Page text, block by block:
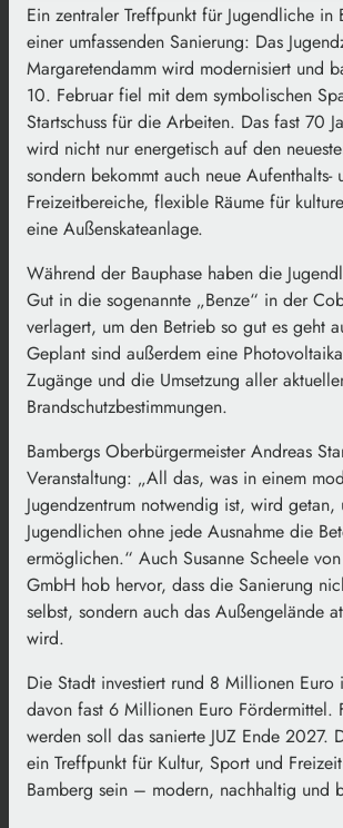
Ein zentraler Treffpunkt für Jugendliche in
einer umfassenden Sanierung: Das
Margaretendamm wird modernisiert und
10. Februar fiel mit dem symbolischen
Startschuss für die Arbeiten. Das fast 70
wird nicht nur energetisch auf den
sondern bekommt auch neue Aufenthalts-
Freizeitbereiche, flexible Räume für
eine Außenskateanlage.
Während der Bauphase haben die
Gut in die sogenannte „Benze“ in der
verlagert, um den Betrieb so gut es geht
Geplant sind außerdem eine
Zugänge und die Umsetzung aller
Brandschutzbestimmungen.
Bambergs Oberbürgermeister Andreas
Veranstaltung: „All das, was in einem
Jugendzentrum notwendig ist, wird getan,
Jugendlichen ohne jede Ausnahme die
ermöglichen.“ Auch Susanne Scheele
GmbH hob hervor, dass die Sanierung
selbst, sondern auch das Außengelände
wird.
Die Stadt investiert rund 8 Millionen Euro
davon fast 6 Millionen Euro Fördermittel.
werden soll das sanierte JUZ Ende 2027.
ein Treffpunkt für Kultur, Sport und
Bamberg sein – modern, nachhaltig und